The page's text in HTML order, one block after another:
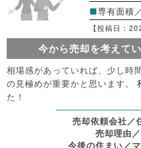
■専有面積
【投稿日：
今から売却を考えて
相場感があっていれば、少し時
の見極めが重要かと思います。
た！
売却依頼会社／
売却理由
今後の住まい／